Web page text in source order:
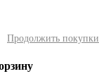
Продолжить покупки